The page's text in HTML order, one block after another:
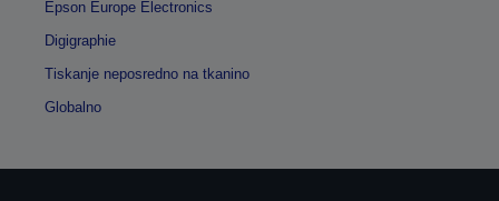
Epson Europe Electronics
Digigraphie
Tiskanje neposredno na tkanino
Globalno